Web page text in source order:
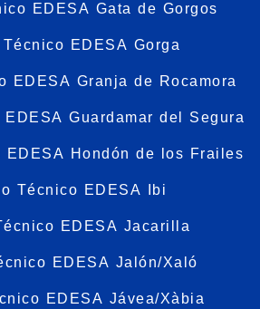
EDESA Gata de Gorgos
EDESA Gorga
EDESA Granja de Rocamora
Guardamar del Segura
EDESA Hondón de los Frailes
Técnico EDESA Ibi
EDESA Jacarilla
EDESA Jalón/Xaló
EDESA Jávea/Xàbia